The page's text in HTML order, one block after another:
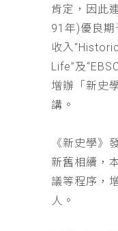
肯定，因此
91年)優良
收入
Life”及
增辦「新史
講。
《新史學》
新舊相續，
議等程序，
人。